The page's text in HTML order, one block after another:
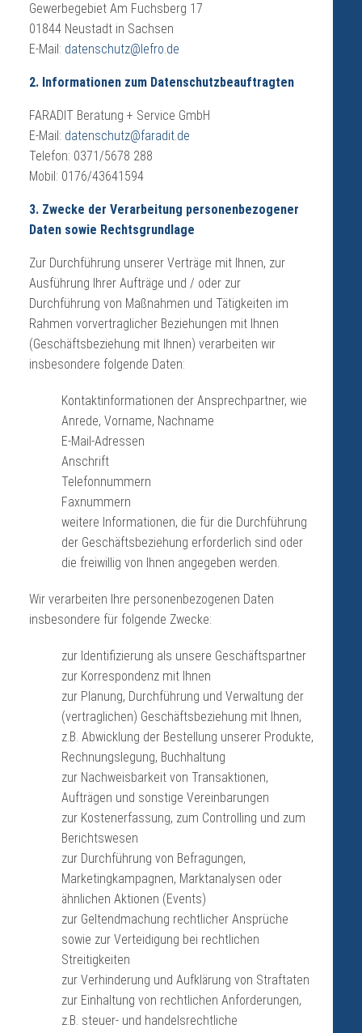
Gewerbegebiet Am Fuchsberg 17
01844 Neustadt in Sachsen
E-Mail: datenschutz@lefro.de
2. Informationen zum Datenschutzbeauftragten
FARADIT Beratung + Service GmbH
E-Mail: datenschutz@faradit.de
Telefon: 0371/5678 288
Mobil: 0176/43641594
3. Zwecke der Verarbeitung personenbezogener
Daten sowie Rechtsgrundlage
Zur Durchführung unserer Verträge mit Ihnen, zur
Ausführung Ihrer Aufträge und / oder zur
Durchführung von Maßnahmen und Tätigkeiten im
Rahmen vorvertraglicher Beziehungen mit Ihnen
(Geschäftsbeziehung mit Ihnen) verarbeiten wir
insbesondere folgende Daten:
Kontaktinformationen der Ansprechpartner, wie
Anrede, Vorname, Nachname
E-Mail-Adressen
Anschrift
Telefonnummern
Faxnummern
weitere Informationen, die für die Durchführung
der Geschäftsbeziehung erforderlich sind oder
die freiwillig von Ihnen angegeben werden.
Wir verarbeiten Ihre personenbezogenen Daten
insbesondere für folgende Zwecke:
zur Identifizierung als unsere Geschäftspartner
zur Korrespondenz mit Ihnen
zur Planung, Durchführung und Verwaltung der
(vertraglichen) Geschäftsbeziehung mit Ihnen,
z.B. Abwicklung der Bestellung unserer Produkte,
Rechnungslegung, Buchhaltung
zur Nachweisbarkeit von Transaktionen,
Aufträgen und sonstige Vereinbarungen
zur Kostenerfassung, zum Controlling und zum
Berichtswesen
zur Durchführung von Befragungen,
Marketingkampagnen, Marktanalysen oder
ähnlichen Aktionen (Events)
zur Geltendmachung rechtlicher Ansprüche
sowie zur Verteidigung bei rechtlichen
Streitigkeiten
zur Verhinderung und Aufklärung von Straftaten
zur Einhaltung von rechtlichen Anforderungen,
z.B. steuer- und handelsrechtliche